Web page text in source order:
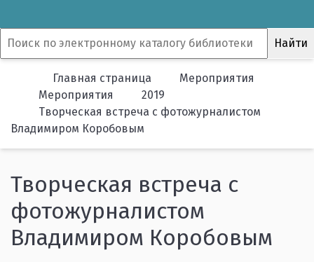
Главная страница
Мероприятия
Мероприятия
2019
Творческая встреча с фотожурналистом
Владимиром Коробовым
Творческая встреча с
фотожурналистом
Владимиром Коробовым